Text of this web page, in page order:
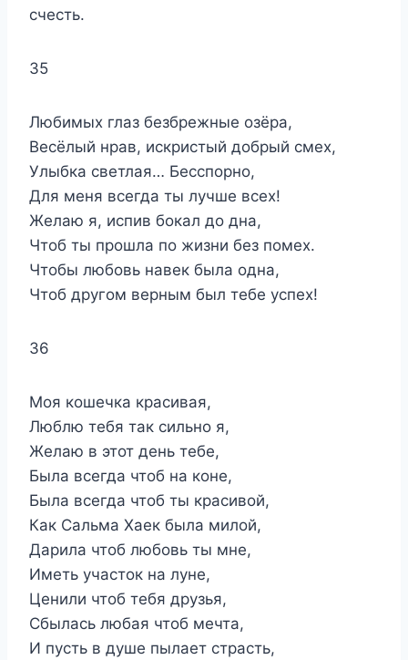
счесть.
35
Любимых глаз безбрежные озёра,
Весёлый нрав, искристый добрый смех,
Улыбка светлая… Бесспорно,
Для меня всегда ты лучше всех!
Желаю я, испив бокал до дна,
Чтоб ты прошла по жизни без помех.
Чтобы любовь навек была одна,
Чтоб другом верным был тебе успех!
36
Моя кошечка красивая,
Люблю тебя так сильно я,
Желаю в этот день тебе,
Была всегда чтоб на коне,
Была всегда чтоб ты красивой,
Как Сальма Хаек была милой,
Дарила чтоб любовь ты мне,
Иметь участок на луне,
Ценили чтоб тебя друзья,
Сбылась любая чтоб мечта,
И пусть в душе пылает страсть,